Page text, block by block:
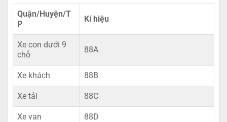
Quận/Huyện/T
P
Kí hiệu
Xe con dưới 9
chỗ
88A
Xe khách 88B
Xe tải 88C
Xe van 88D